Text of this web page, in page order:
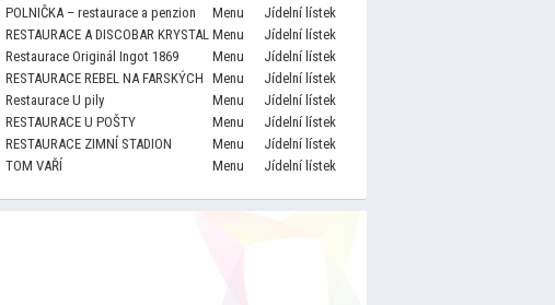
POLNIČKA – restaurace a penzion
Menu
Jídelní lístek
RESTAURACE A DISCOBAR KRYSTAL Menu
Jídelní lístek
Restaurace Originál Ingot 1869
Menu
Jídelní lístek
RESTAURACE REBEL NA FARSKÝCH Menu
Jídelní lístek
Restaurace U pily
Menu
Jídelní lístek
RESTAURACE U POŠTY
Menu
Jídelní lístek
RESTAURACE ZIMNÍ STADION
Menu
Jídelní lístek
TOM VAŘÍ
Menu Jídelní lístek